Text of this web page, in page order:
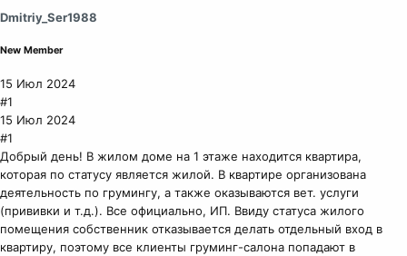
Dmitriy_Ser1988
New Member
15 Июл 2024
#1
15 Июл 2024
#1
Добрый день! В жилом доме на 1 этаже находится квартира,
которая по статусу является жилой. В квартире организована
деятельность по грумингу, а также оказываются вет. услуги
(прививки и т.д.). Все официально, ИП. Ввиду статуса жилого
помещения собственник отказывается делать отдельный вход в
квартиру, поэтому все клиенты груминг-салона попадают в